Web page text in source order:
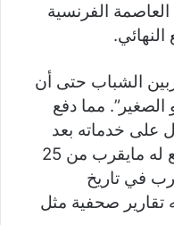
الفرنسية
الشباب حتى أن
مما دفع
على خدماته بعد
إعلان فليك نيته للرحيل. وستدفع له مايقرب من 25
في تاريخ
تقارير صحفية مثل